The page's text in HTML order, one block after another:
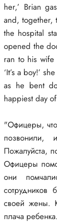
her,’ Brian
and, together,
the hospital
opened the
ran to his
‘It’s a boy!’
as he bent
happiest day
"Офицеры,
позвонили,
Пожалуйста,
Офицеры
они
сотрудников
своей жены.
плача